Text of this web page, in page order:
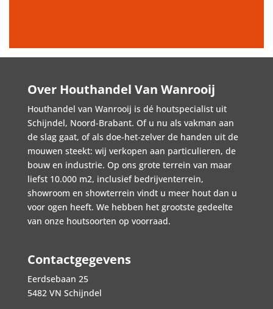
Over Houthandel Van Wanrooij
Houthandel van Wanrooij is dé houtspecialist uit
Schijndel, Noord-Brabant. Of u nu als vakman aan
de slag gaat, of als doe-het-zelver de handen uit de
mouwen steekt: wij verkopen aan particulieren, de
bouw en industrie. Op ons grote terrein van maar
liefst 10.000 m2, inclusief bedrijventerrein,
showroom en showterrein vindt u meer hout dan u
voor ogen heeft. We hebben het grootste gedeelte
van onze houtsoorten op voorraad.
Contactgegevens
Eerdsebaan 25
5482 VN Schijndel